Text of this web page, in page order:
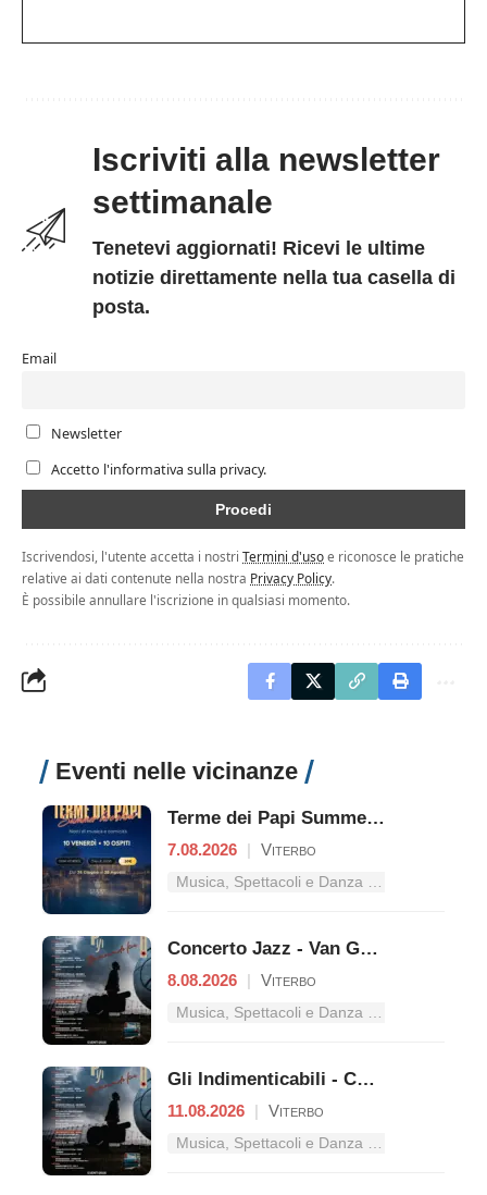
Iscriviti alla newsletter
settimanale
Tenetevi aggiornati! Ricevi le ultime
notizie direttamente nella tua casella di
posta.
Email
Newsletter
Accetto l'informativa sulla privacy.
Iscrivendosi, l'utente accetta i nostri Termini d'usoe riconosce le pratiche
relative ai dati contenute nella nostra Privacy Policy.
È possibile annullare l'iscrizione in qualsiasi momento.
Eventi nelle vicinanze
Terme dei Papi Summer Live Show
7.08.2026 | Viterbo
Concerto Jazz - Van Gogh
8.08.2026 | Viterbo
Gli Indimenticabili - Concerto pop
11.08.2026 | Viterbo